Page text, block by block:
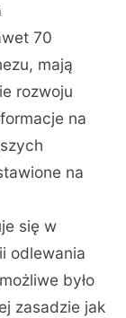
70
mają
rozwoju
na
na
się w
odlewania
było
zasadzie jak